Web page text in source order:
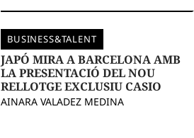
BUSINESS&TALENT
JAPÓ MIRA A BARCELONA AMB
LA PRESENTACIÓ DEL NOU
RELLOTGE EXCLUSIU CASIO
AINARA VALADEZ MEDINA